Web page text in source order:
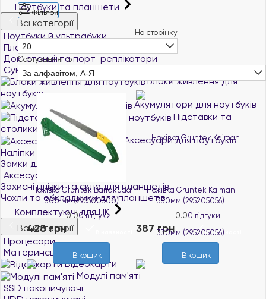
Ноутбуки та планшети
Всі категорії
Ноутбуки й ультрабуки
Планшети
Док-станції та порт-реплікатори
Сумки, чохли та рюкзаки для ноутбуків
Блоки живлення для
ноутбуків
Акумулятори для ноутбуків
Підставки та
столики для ноутбуків
Аксесуари для ноутбуків
Наліпки на клавіатуру
Замки для ноутбуків
Аксесуари для планшетів
Захисні плівки та скло для планшетів
Чохли та обкладинки для планшетів
Комплектуючі для ПК
Всі категорії
Процесори
Материнські плати
Відеокарти
Модулі пам'яті
SSD накопичувачі
Фільтри
На сторінку
20
Сортування по
За алфавітом, А-Я
Ножівка Gruntek Barrakuda
300 мм (295500300)
0.00 відгуки
428 грн
В кошик
Ножівка Gruntek Kaiman
330мм (295205056)
0.00 відгуки
В наявності
387 грн
В кошик